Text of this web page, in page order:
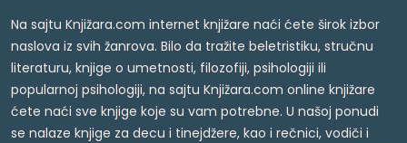
Na sajtu Knjižara.com internet knjižare naći ćete širok izbor
naslova iz svih žanrova. Bilo da tražite beletristiku, stručnu
literaturu, knjige o umetnosti, filozofiji, psihologiji ili
popularnoj psihologiji, na sajtu Knjižara.com online knjižare
ćete naći sve knjige koje su vam potrebne. U našoj ponudi
se nalaze knjige za decu i tinejdžere, kao i rečnici, vodiči i